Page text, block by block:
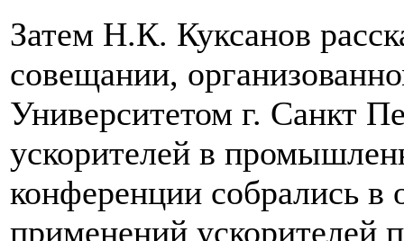
Затем Н.К. Куксанов
совещании,
Университетом г. Санкт
ускорителей в
конференции собрались
применений ускорителей